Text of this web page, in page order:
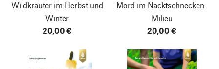
Wildkräuter im Herbst und
Winter
20,00 €
Mord im Nacktschnecken-
Milieu
20,00 €